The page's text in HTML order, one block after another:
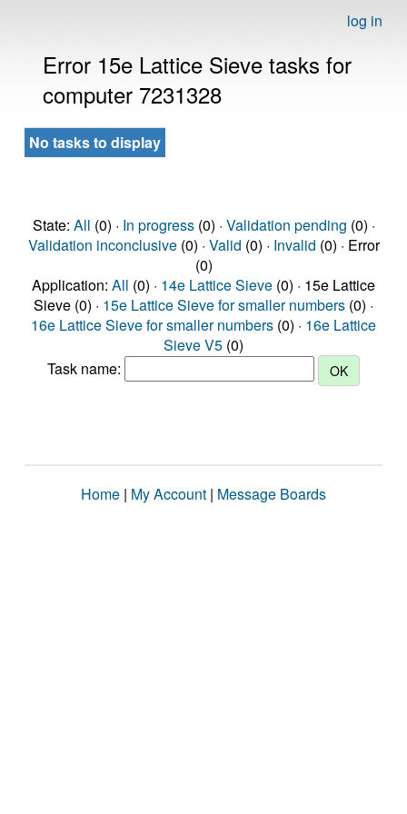
log in
Error 15e Lattice Sieve tasks for
computer 7231328
No tasks to display
State: All (0) · In progress(0) · Validation pending (0) ·
Validation inconclusive(0) · Valid (0) · Invalid (0) · Error
(0)
Application: All (0) · 14e Lattice Sieve (0) · 15e Lattice
Sieve (0) · 15e Lattice Sieve for smaller numbers (0) ·
16e Lattice Sieve for smaller numbers (0) · 16e Lattice
Sieve V5 (0)
Task name:
Home | My Account | Message Boards